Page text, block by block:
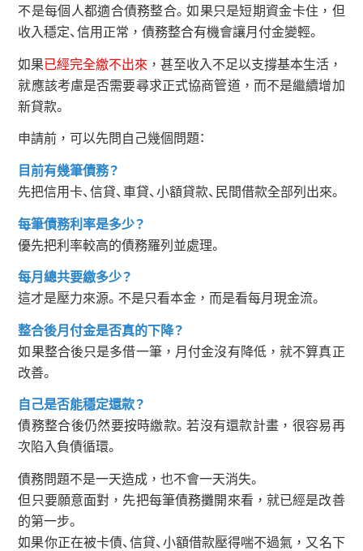
不是每個人都適合債務整合。如果只是短期資金卡住，但
收入穩定、信用正常，債務整合有機會讓月付金變輕。
如果已經完全繳不出來 ，甚至收入不足以支撐基本生活，
就應該考慮是否需要尋求正式協商管道，而不是繼續增加
新貸款。
申請前，可以先問自己幾個問題：
目前有幾筆債務？
先把信用卡、信貸、車貸、小額貸款、民間借款全部列出來。
每筆債務利率是多少？
優先把利率較高的債務羅列並處理。
每月總共要繳多少？
這才是壓力來源。不是只看本金，而是看每月現金流。
整合後月付金是否真的下降？
如果整合後只是多借一筆，月付金沒有降低，就不算真正
改善。
自己是否能穩定還款？
債務整合後仍然要按時繳款。若沒有還款計畫，很容易再
次陷入負債循環。
債務問題不是一天造成，也不會一天消失。
但只要願意面對，先把每筆債務攤開來看，就已經是改善
的第一步。
如果你正在被卡債、信貸、小額借款壓得喘不過氣，又名下